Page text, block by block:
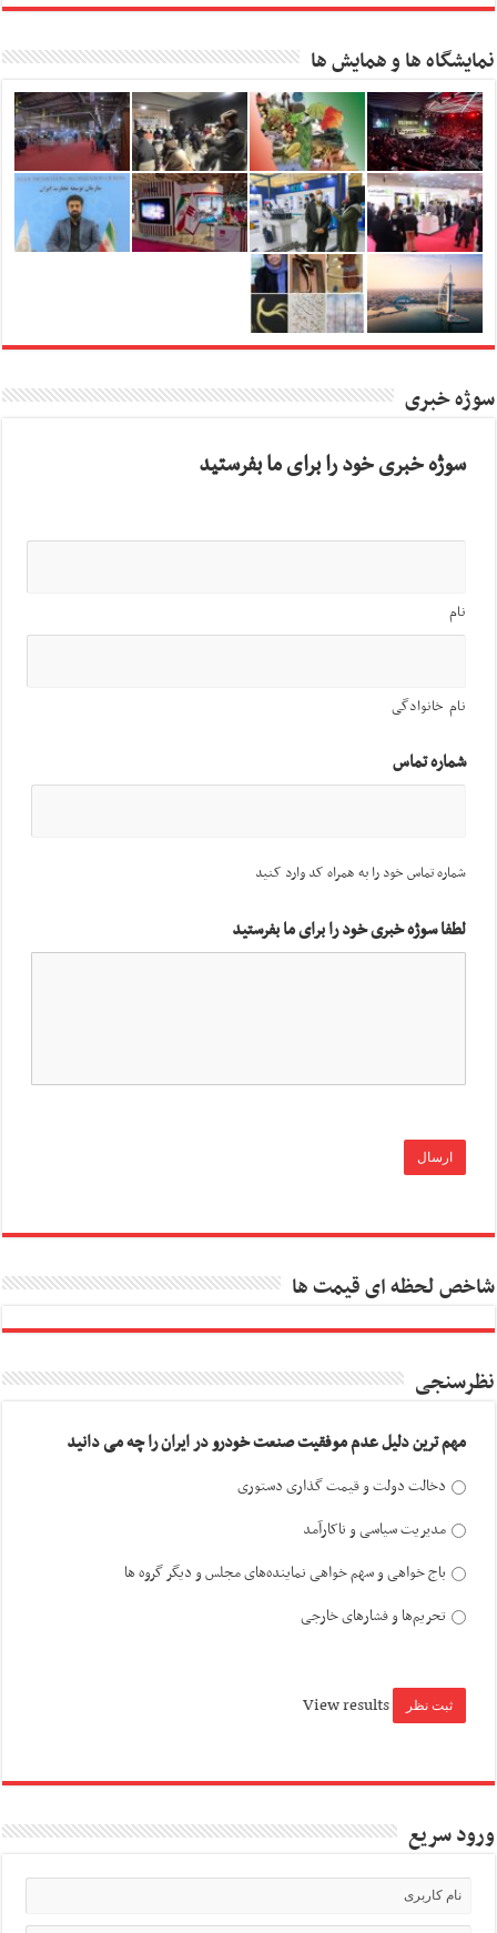
نمایشگاه ها و همایش ها
سوژه خبری
سوژه خبری خود را برای ما بفرستید
نام
نام خانوادگی
شماره تماس
شماره تماس خود را به همراه کد وارد کنید
لطفا سوژه خبری خود را برای ما بفرستید
شاخص لحظه ای قیمت ها
نظرسنجی
مهم ترین دلیل عدم موفقیت صنعت خودرو در ایران را چه می دانید
دخالت دولت و قیمت گذاری دستوری
مدیریت سیاسی و ناکارآمد
باج خواهی و سهم خواهی نماینده‌های مجلس و دیگر گروه ها
تحریم‌ها و فشارهای خارجی
View results
ورود سریع